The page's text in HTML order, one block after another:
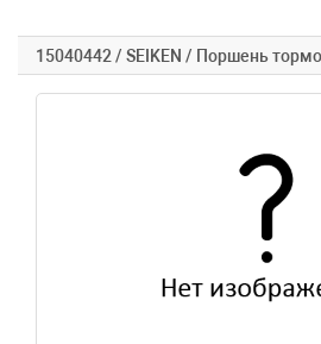
15040442 / SEIKEN / Поршень